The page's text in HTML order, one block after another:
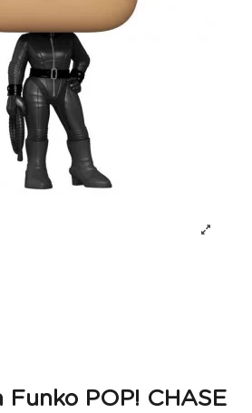
Funko POP! CHASE